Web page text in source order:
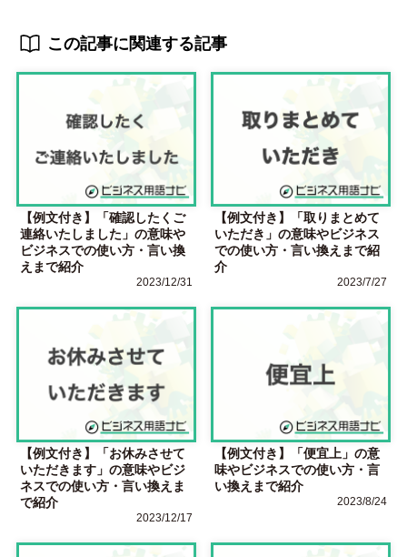
この記事に関連する記事
【例文付き】「確認したくご
連絡いたしました」の意味や
ビジネスでの使い方・言い換
えまで紹介
2023/12/31
【例文付き】「取りまとめて
いただき」の意味やビジネス
での使い方・言い換えまで紹
介
2023/7/27
【例文付き】「お休みさせて
いただきます」の意味やビジ
ネスでの使い方・言い換えま
で紹介
2023/12/17
【例文付き】「便宜上」の意
味やビジネスでの使い方・言
い換えまで紹介
2023/8/24